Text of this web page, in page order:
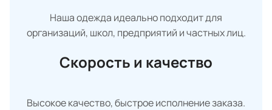
Наша одежда идеально подходит для
организаций, школ, предприятий и частных лиц.
Скорость и качество
Высокое качество, быстрое исполнение заказа.